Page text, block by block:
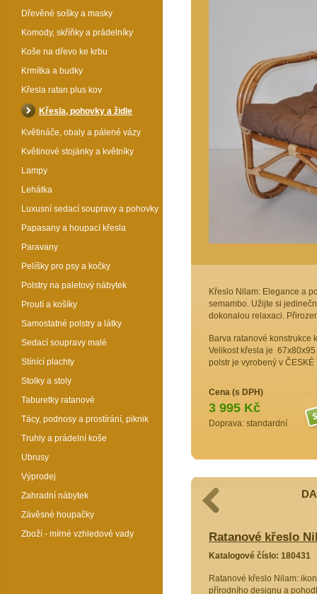
Křeslo Nilam: Elegance a
semambo. Užijte si
dokonalou relaxaci.
Barva ratanové konstrukce
Velikost křesla je
polstr je vyrobený v ČESKÉ
Cena (s DPH)
3 995 Kč
Doprava: standardní
Nilam polstr žlutý melír Ratanové křeslo
Katalogové číslo: 180431
Ratanové křeslo Nilam:
přírodního designu a
Dřevěné sošky a masky
Komody, skříňky a prádelníky
Koše na dřevo ke krbu
Krmítka a budky
Křesla ratan plus kov
Křesla, pohovky a židle
Květináče, obaly a pálené vázy
Květinové stojánky a květníky
Lampy
Lehátka
Luxusní sedací soupravy a pohovky
Papasany a houpací křesla
Paravany
Pelíšky pro psy a kočky
Polstry na paletový nábytek
Proutí a košíky
Samostatné polstry a látky
Sedací soupravy malé
Stínící plachty
Stolky a stoly
Taburetky ratanové
Tácy, podnosy a prostírání, piknik
Truhly a prádelní koše
Ubrusy
Výprodej
Zahradní nábytek
Závěsné houpačky
Zboží - mírné vzhledové vady